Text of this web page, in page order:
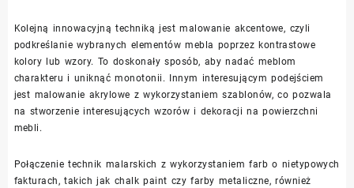
Kolejną innowacyjną techniką jest malowanie akcentowe, czyli
podkreślanie wybranych elementów mebla poprzez kontrastowe
kolory lub wzory. To doskonały sposób, aby nadać meblom
charakteru i uniknąć monotonii. Innym interesującym podejściem
jest malowanie akrylowe z wykorzystaniem szablonów, co pozwala
na stworzenie interesujących wzorów i dekoracji na powierzchni
mebli.
Połączenie technik malarskich z wykorzystaniem farb o nietypowych
fakturach, takich jak chalk paint czy farby metaliczne, również